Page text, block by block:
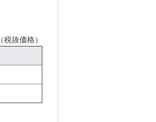
（税抜価格）